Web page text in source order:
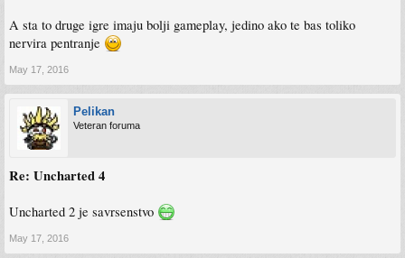
A sta to druge igre imaju bolji gameplay, jedino ako te bas toliko
nervira pentranje
May 17, 2016
Pelikan
Veteran foruma
Re: Uncharted 4
Uncharted 2 je savrsenstvo
May 17, 2016